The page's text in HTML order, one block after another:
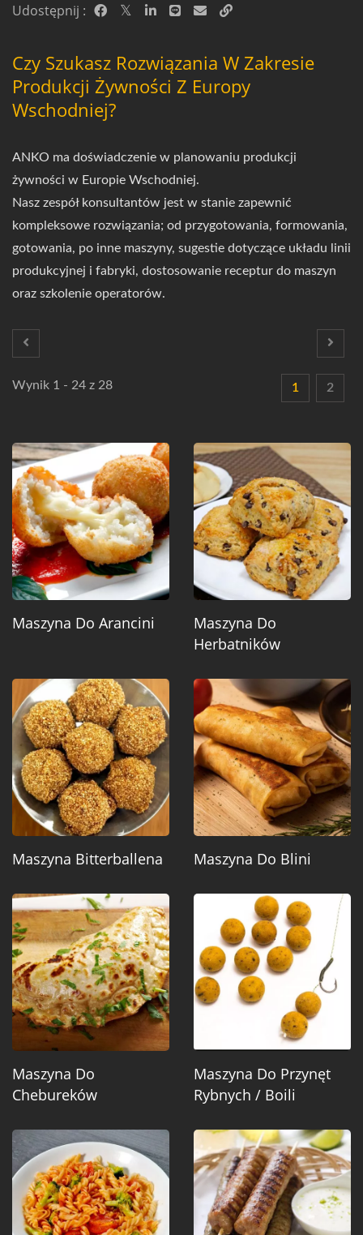
Udostępnij :
Czy Szukasz Rozwiązania W Zakresie
Produkcji Żywności Z Europy
Wschodniej?
ANKO ma doświadczenie w planowaniu produkcji
żywności w Europie Wschodniej.
Nasz zespół konsultantów jest w stanie zapewnić
kompleksowe rozwiązania; od przygotowania, formowania,
gotowania, po inne maszyny, sugestie dotyczące układu linii
produkcyjnej i fabryki, dostosowanie receptur do maszyn
oraz szkolenie operatorów.
Wynik 1 - 24 z 28 1 2
Maszyna Do Arancini
Maszyna Do
Herbatników
Maszyna Bitterballena Maszyna Do Blini
Maszyna Do
Chebureków
Maszyna Do Przynęt
Rybnych / Boili